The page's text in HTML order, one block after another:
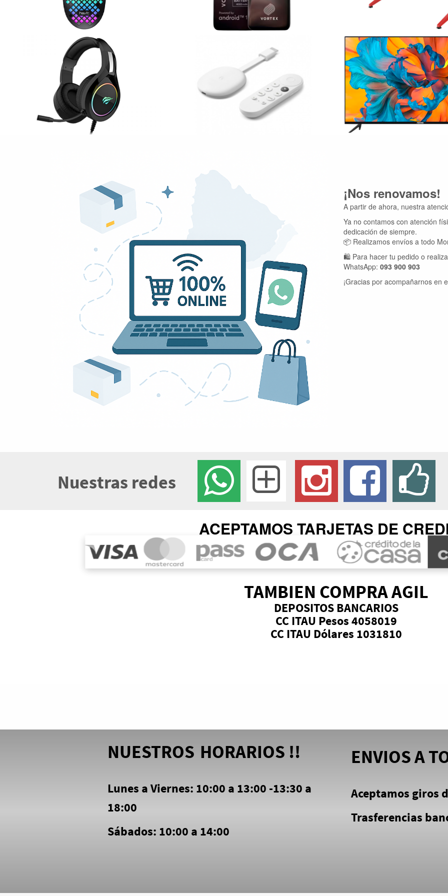
Para mas información Pero información
¡Nos renovamos!
A partir de ahora, nuestra
Ya no contamos con atención
dedicación de siempre.
📦 Realizamos envíos a todo
🛍️ Para hacer tu pedido o
WhatsApp: 093 900 903
¡Gracias por acompañarnos en
Nuestras redes
ACEPTAMOS TARJETAS DE
TAMBIEN COMPRA AGIL
DEPOSITOS BANCARIOS
CC ITAU Pesos 4058019
CC ITAU Dólares 1031810
NUESTROS HORARIOS !!
Lunes a Viernes: 10:00 a 13:00 -13:30 a
18:00
Sábados: 10:00 a 14:00
ENVIOS A
Aceptamos giros
Trasferencias